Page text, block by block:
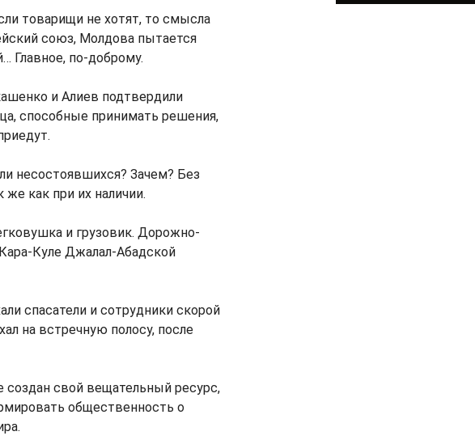
товарищи не хотят, то смысла
союз, Молдова пытается
Главное, по-доброму.
и Алиев подтвердили
способные принимать решения,
несостоявшихся? Зачем? Без
как при их наличии.
и грузовик. Дорожно-
Куле Джалал-Абадской
спасатели и сотрудники скорой
на встречную полосу, после
создан свой вещательный ресурс,
общественность о